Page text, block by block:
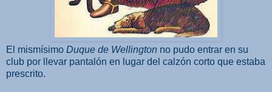
El mismísimo Duque de Wellington no pudo entrar en su
club por llevar pantalón en lugar del calzón corto que estaba
prescrito.